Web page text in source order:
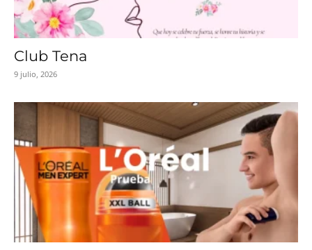
Club Tena
9 julio, 2026